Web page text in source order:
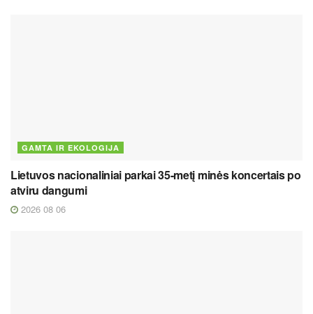
GAMTA IR EKOLOGIJA
Lietuvos nacionaliniai parkai 35-metį minės koncertais po
atviru dangumi
2026 08 06